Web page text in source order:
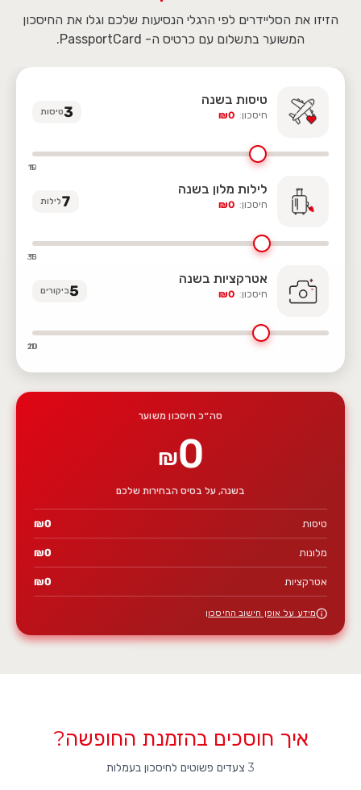
הזיזו את הסליידרים לפי הרגלי הנסיעות שלכם וגלו את החיסכון
המשוער בתשלום עם כרטיס ה- PassportCard.
טיסות בשנה
3טיסות
1
10
5
חיסכון: 0
₪
לילות מלון בשנה
7לילות
1
30
15
חיסכון: 0
₪
אטרקציות בשנה
5ביקורים
1
20
10
חיסכון: 0
₪
סה״כ חיסכון משוער
0
₪
בשנה, על בסיס הבחירות שלכם
טיסות 0
₪
מלונות 0
₪
אטרקציות 0
₪
מידע על אופן חישוב החיסכון
איך חוסכים בהזמנת החופשה?
3 צעדים פשוטים לחיסכון בעמלות